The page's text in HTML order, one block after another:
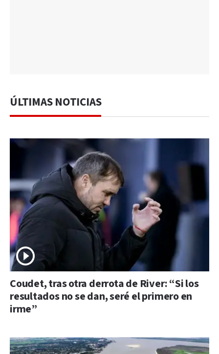
ÚLTIMAS NOTICIAS
Coudet, tras otra derrota de River: “Si los
resultados no se dan, seré el primero en
irme”